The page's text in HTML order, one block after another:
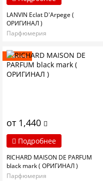
LANVIN Eclat D'Arpege (
ОРИГИНАЛ )
Парфюмерия
Новинка
от 1,440
Подробнее
RICHARD MAISON DE PARFUM
black mark ( ОРИГИНАЛ )
Парфюмерия